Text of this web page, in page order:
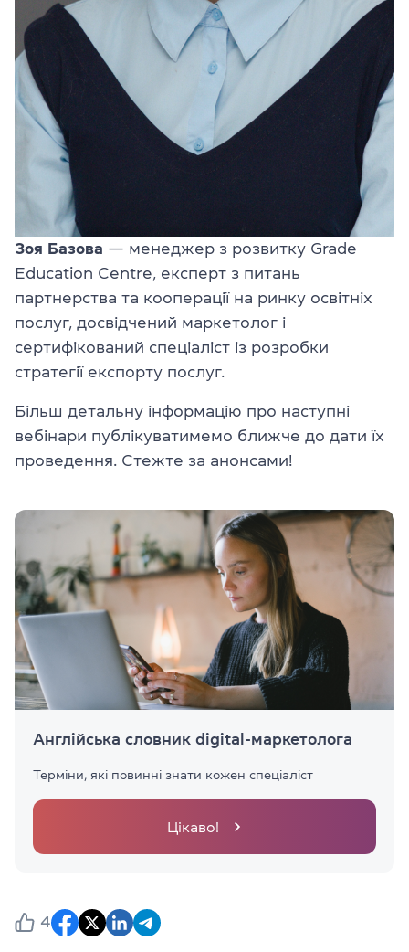
Зоя Базова — менеджер з розвитку Grade
Education Centre, експерт з питань
партнерства та кооперації на ринку освітніх
послуг, досвідчений маркетолог і
сертифікований спеціаліст із розробки
стратегії експорту послуг.
Більш детальну інформацію про наступні
вебінари публікуватимемо ближче до дати їх
проведення. Стежте за анонсами!
Англійська словник digital-маркетолога
Терміни, які повинні знати кожен спеціаліст
Цікаво!
4